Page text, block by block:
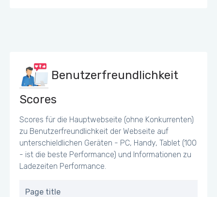
Benutzerfreundlichkeit
Scores
Scores für die Hauptwebseite (ohne Konkurrenten)
zu Benutzerfreundlichkeit der Webseite auf
unterschieldlichen Geräten - PC, Handy, Tablet (100
- ist die beste Performance) und Informationen zu
Ladezeiten Performance.
Page title